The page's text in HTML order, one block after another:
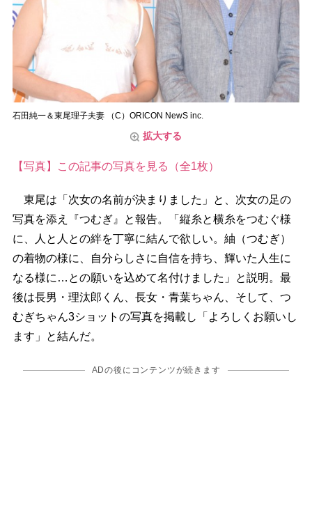
石田純一＆東尾理子夫妻 （C）ORICON NewS inc.
拡大する
【写真】この記事の写真を見る（全1枚）
東尾は「次女の名前が決まりました」と、次女の足の
写真を添え『つむぎ』と報告。「縦糸と横糸をつむぐ様
に、人と人との絆を丁寧に結んで欲しい。紬（つむぎ）
の着物の様に、自分らしさに自信を持ち、輝いた人生に
なる様に…との願いを込めて名付けました」と説明。最
後は長男・理汰郎くん、長女・青葉ちゃん、そして、つ
むぎちゃん3ショットの写真を掲載し「よろしくお願いし
ます」と結んだ。
ADの後にコンテンツが続きます